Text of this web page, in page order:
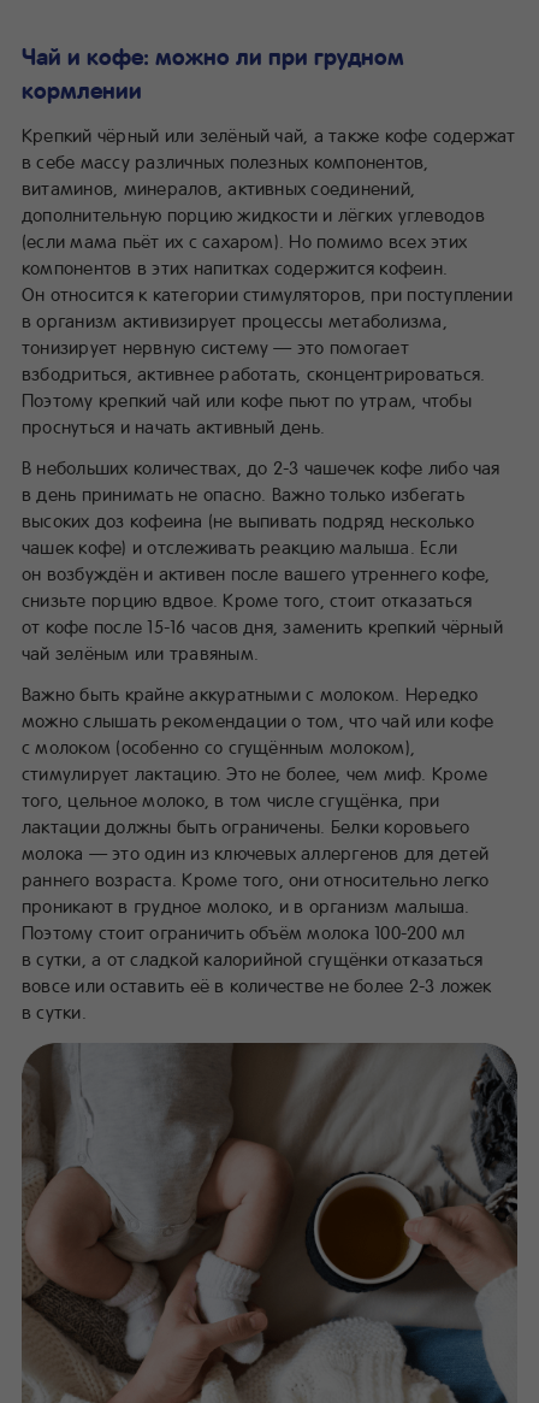
Чай и кофе: можно ли при грудном
кормлении
Крепкий чёрный или зелёный чай, а также кофе содержат
в себе массу различных полезных компонентов,
витаминов, минералов, активных соединений,
дополнительную порцию жидкости и лёгких углеводов
(если мама пьёт их с сахаром). Но помимо всех этих
компонентов в этих напитках содержится кофеин.
Он относится к категории стимуляторов, при поступлении
в организм активизирует процессы метаболизма,
тонизирует нервную систему — это помогает
взбодриться, активнее работать, сконцентрироваться.
Поэтому крепкий чай или кофе пьют по утрам, чтобы
проснуться и начать активный день.
В небольших количествах, до 2-3 чашечек кофе либо чая
в день принимать не опасно. Важно только избегать
высоких доз кофеина (не выпивать подряд несколько
чашек кофе) и отслеживать реакцию малыша. Если
он возбуждён и активен после вашего утреннего кофе,
снизьте порцию вдвое. Кроме того, стоит отказаться
от кофе после 15-16 часов дня, заменить крепкий чёрный
чай зелёным или травяным.
Важно быть крайне аккуратными с молоком. Нередко
можно слышать рекомендации о том, что чай или кофе
с молоком (особенно со сгущённым молоком),
стимулирует лактацию. Это не более, чем миф. Кроме
того, цельное молоко, в том числе сгущёнка, при
лактации должны быть ограничены. Белки коровьего
молока — это один из ключевых аллергенов для детей
раннего возраста. Кроме того, они относительно легко
проникают в грудное молоко, и в организм малыша.
Поэтому стоит ограничить объём молока 100-200 мл
в сутки, а от сладкой калорийной сгущёнки отказаться
вовсе или оставить её в количестве не более 2-3 ложек
в сутки.